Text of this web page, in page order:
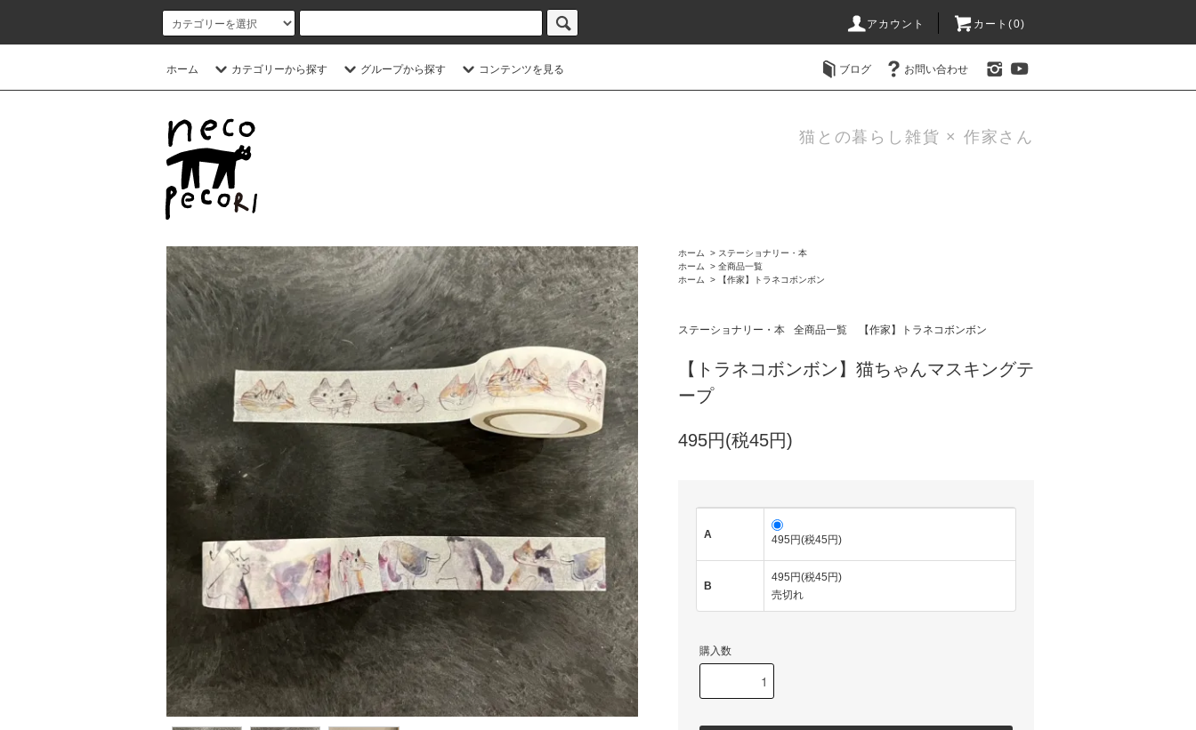
アカウント カート(0)
ホーム カテゴリーから探す グループから探す コンテンツを見る ブログ お問い合わせ
猫との暮らし雑貨 × 作家さん
ホーム > ステーショナリー・本
ホーム
> 全商品一覧
ホーム
> 【作家】トラネコボンボン
ステーショナリー・本 全商品一覧 【作家】トラネコボンボン
【トラネコボンボン】猫ちゃんマスキングテ
ープ
495円(税45円)
A 495円(税45円)
B
495円(税45円)
売切れ
購入数